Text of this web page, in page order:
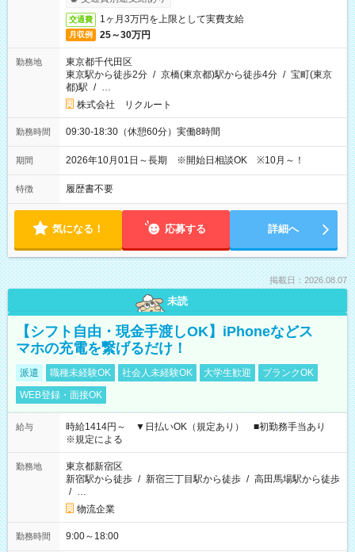
交通費 1ヶ月3万円を上限として実費支給
月収例 25～30万円
勤務地
東京都千代田区
東京駅から徒歩2分 / 京橋(東京都)駅から徒歩4分 / 宝町(東京
都)駅 / …
株式会社 リクルート
勤務時間 09:30-18:30（休憩60分）実働8時間
期間 2026年10月01日～長期 ※開始日相談OK ※10月～！
特徴 履歴書不要
気になる！ 応募する 詳細へ
掲載日：2026.08.07
未読
【シフト自由・現金手渡しOK】iPhoneなどス
マホの充電を繋げるだけ！
派遣 職種未経験OK 社会人未経験OK 大学生歓迎
ブランクOK
WEB登録・面接OK
給与
時給1414円～ ▼日払いOK（規定あり） ■初勤務手当あり
※規定による
勤務地
東京都新宿区
新宿駅から徒歩 / 新宿三丁目駅から徒歩 / 高田馬場駅から徒歩
/ …
物流企業
勤務時間 9:00～18:00